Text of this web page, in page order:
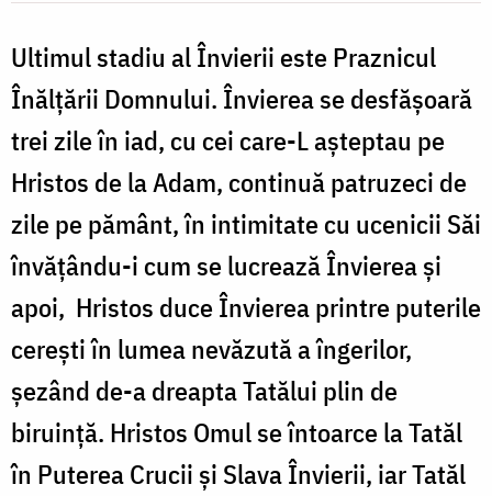
Ultimul stadiu al Învierii este Praznicul
Înălțării Domnului. Învierea se desfășoară
trei zile în iad, cu cei care-L așteptau pe
Hristos de la Adam, continuă patruzeci de
zile pe pământ, în intimitate cu ucenicii Săi
învățându-i cum se lucrează Învierea și
apoi, Hristos duce Învierea printre puterile
cerești în lumea nevăzută a îngerilor,
șezând de-a dreapta Tatălui plin de
biruință. Hristos Omul se întoarce la Tatăl
în Puterea Crucii și Slava Învierii, iar Tatăl